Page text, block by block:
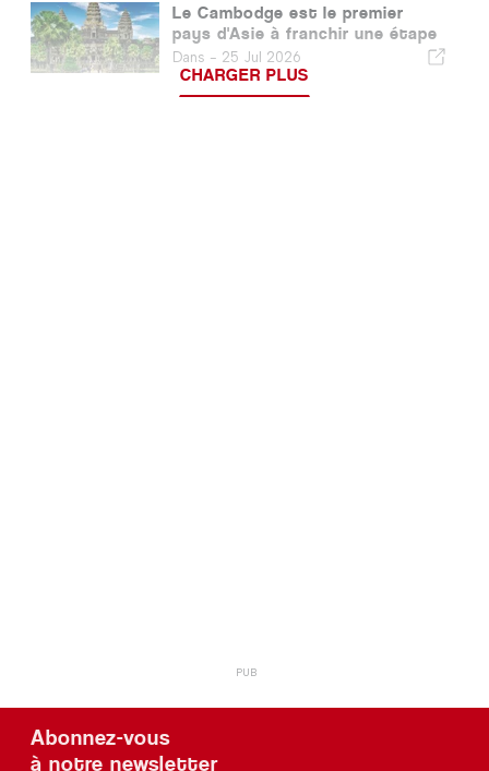
Le Cambodge est le premier
pays d'Asie à franchir une étape
majeure dans la lutte contre le
VIH
Dans - 25 Jul 2026
CHARGER PLUS
Abonnez-vous
à notre newsletter